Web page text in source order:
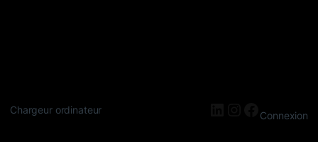
Chargeur ordinateur LinkedIn
Instagram
Connexion